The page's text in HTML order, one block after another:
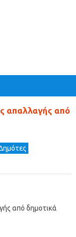
απαλλαγής από
από δημοτικά